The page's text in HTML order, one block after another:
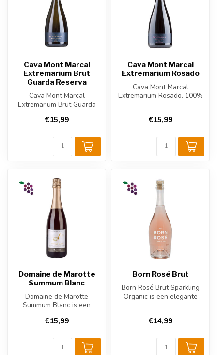
Cava Mont Marcal
Extremarium Brut
Guarda Reserva
Cava Mont Marcal
Extremarium Brut Guarda
Chardonnay, Xarel·lo...
€15,99
Cava Mont Marcal
Extremarium Rosado
Cava Mont Marcal
Extremarium Rosado. 100%
€15,99
Domaine de Marotte
Summum Blanc
Domaine de Marotte
Summum Blanc is een
wijn uit de Rhôn...
€15,99
Born Rosé Brut
Born Rosé Brut Sparkling
Organic is een elegante
€14,99